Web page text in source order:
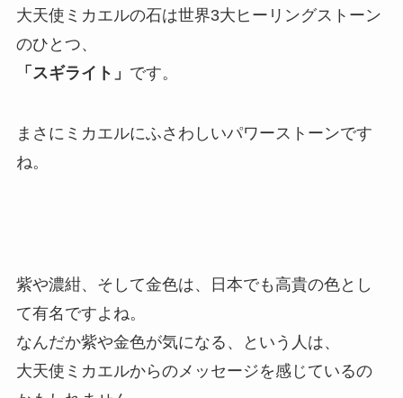
大天使ミカエルの石は世界3大ヒーリングストーン
のひとつ、
「スギライト」 です。
まさにミカエルにふさわしいパワーストーンです
ね。
紫や濃紺、そして金色は、日本でも高貴の色とし
て有名ですよね。
なんだか紫や金色が気になる、という人は、
大天使ミカエルからのメッセージを感じているの